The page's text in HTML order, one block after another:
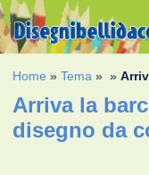
Home »Tema » »
Arriva la
disegno da